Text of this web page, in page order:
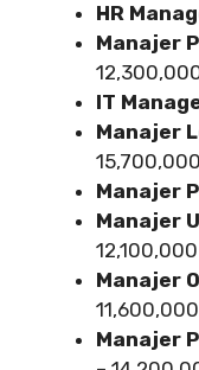
HR
Manajer
IT
Manajer
15,700,000
Manajer
Manajer
12,100,000
Manajer
11,600,000
Manajer